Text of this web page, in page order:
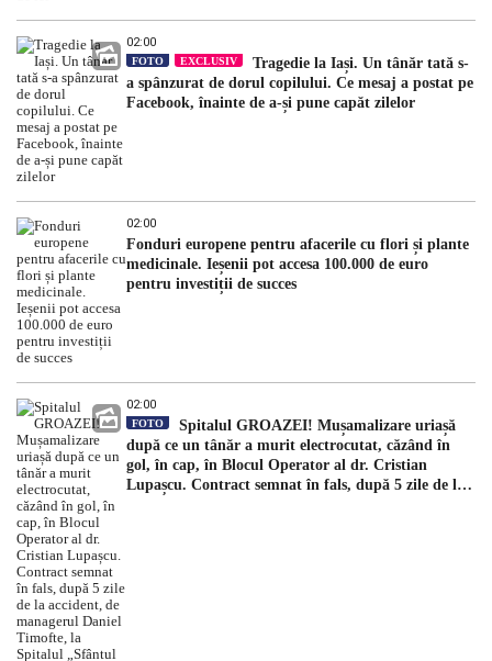
02:00
FOTO EXCLUSIV
Tragedie la Iași. Un tânăr tată s-
a spânzurat de dorul copilului. Ce mesaj a postat pe
Facebook, înainte de a-și pune capăt zilelor
02:00
Fonduri europene pentru afacerile cu flori și plante
medicinale. Ieșenii pot accesa 100.000 de euro
pentru investiții de succes
02:00
FOTO
Spitalul GROAZEI! Mușamalizare uriașă
după ce un tânăr a murit electrocutat, căzând în
gol, în cap, în Blocul Operator al dr. Cristian
Lupașcu. Contract semnat în fals, după 5 zile de la